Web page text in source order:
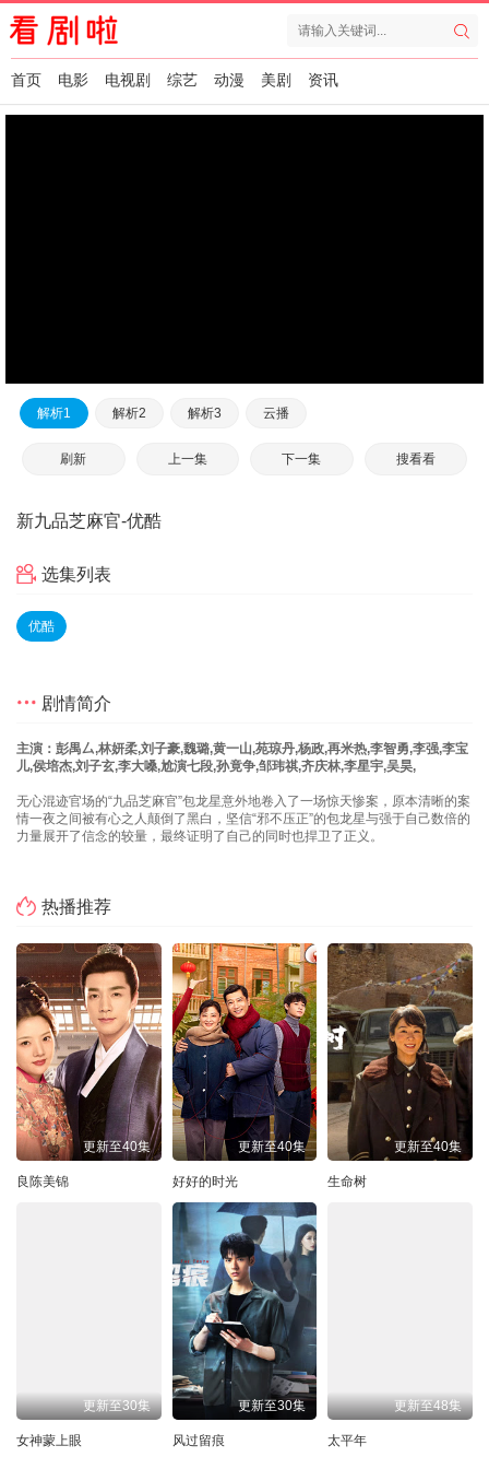
首页 电影 电视剧 综艺 动漫 美剧 资讯
解析1 解析2 解析3 云播
刷新 上一集 下一集 搜看看
新九品芝麻官-优酷
选集列表
优酷
剧情简介
主演：彭禺厶,林妍柔,刘子豪,魏璐,黄一山,苑琼丹,杨政,再米热,李智勇,李强,李宝
儿,侯培杰,刘子玄,李大嗓,尬演七段,孙竟争,邹玮祺,齐庆林,李星宇,吴昊,
无心混迹官场的“九品芝麻官”包龙星意外地卷入了一场惊天惨案，原本清晰的案
情一夜之间被有心之人颠倒了黑白，坚信“邪不压正”的包龙星与强于自己数倍的
力量展开了信念的较量，最终证明了自己的同时也捍卫了正义。
热播推荐
更新至40集
良陈美锦
更新至40集
好好的时光
更新至40集
生命树
更新至30集
女神蒙上眼
更新至30集
风过留痕
更新至48集
太平年